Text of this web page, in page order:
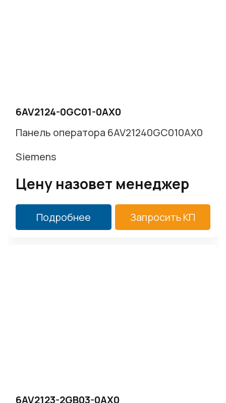
6AV2124-0GC01-0AX0
Панель оператора 6AV21240GC010AX0
Siemens
Цену назовет менеджер
Подробнее Запросить КП
6AV2123-2GB03-0AX0